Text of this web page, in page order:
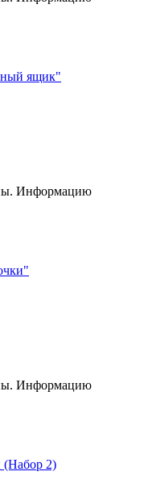
Информацию
Информацию